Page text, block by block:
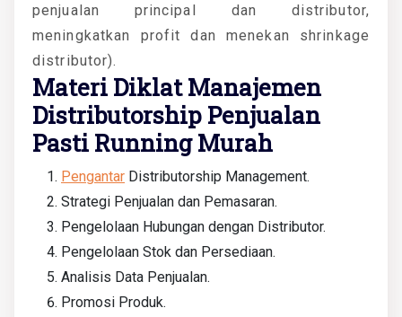
penjualan principal dan distributor,
meningkatkan profit dan menekan shrinkage
distributor).
Materi Diklat Manajemen
Distributorship Penjualan
Pasti Running Murah
Pengantar Distributorship Management.
Strategi Penjualan dan Pemasaran.
Pengelolaan Hubungan dengan Distributor.
Pengelolaan Stok dan Persediaan.
Analisis Data Penjualan.
Promosi Produk.